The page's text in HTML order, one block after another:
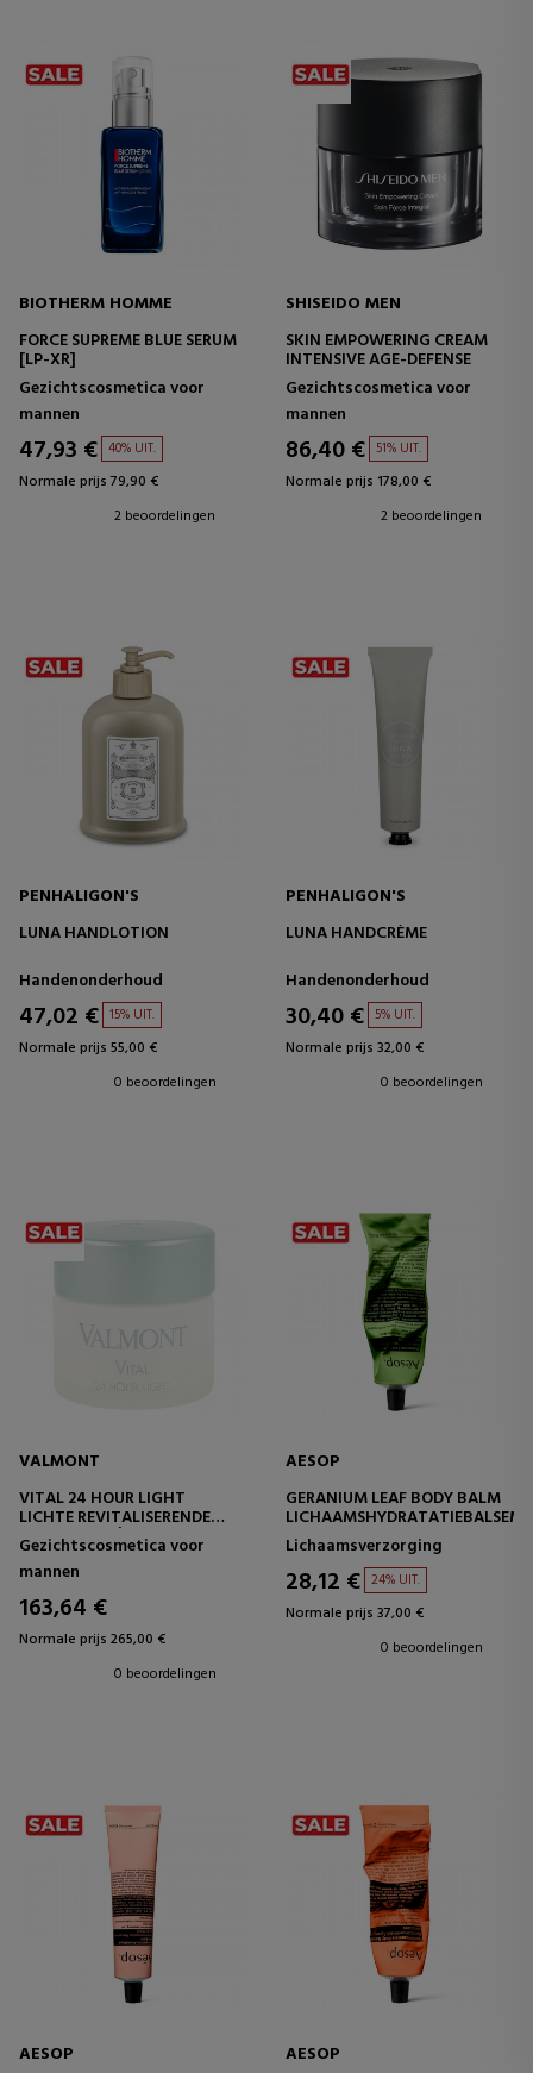
BIOTHERM HOMME
FORCE SUPREME BLUE SERUM
[LP-XR]
Gezichtscosmetica voor
mannen
47,93 € 40% UIT.
Normale prijs 79,90 €
2 beoordelingen
SHISEIDO MEN
SKIN EMPOWERING CREAM
INTENSIVE AGE-DEFENSE
Gezichtscosmetica voor
mannen
86,40 € 51% UIT.
Normale prijs 178,00 €
2 beoordelingen
PENHALIGON'S
LUNA HANDLOTION
Handenonderhoud
47,02 € 15% UIT.
Normale prijs 55,00 €
0 beoordelingen
PENHALIGON'S
LUNA HANDCRÈME
Handenonderhoud
30,40 € 5% UIT.
Normale prijs 32,00 €
0 beoordelingen
VALMONT
VITAL 24 HOUR LIGHT
LICHTE REVITALISERENDE
GEZICHTSCRÈME
Gezichtscosmetica voor
mannen
163,64 €
Normale prijs 265,00 €
0 beoordelingen
AESOP
GERANIUM LEAF BODY BALM
LICHAAMSHYDRATATIEBALSEM
Lichaamsverzorging
28,12 € 24% UIT.
Normale prijs 37,00 €
0 beoordelingen
AESOP AESOP